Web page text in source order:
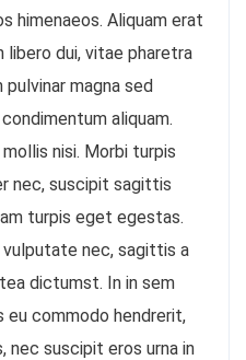
himenaeos. Aliquam erat
dui, vitae pharetra
pulvinar magna sed
aliquam.
nisi. Morbi turpis
nec, suscipit sagittis
turpis eget egestas.
vulputate nec, sagittis a
dictumst. In in sem
eu commodo hendrerit,
nec suscipit eros urna in